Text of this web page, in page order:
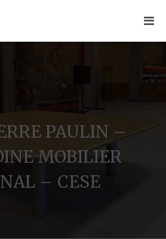
PAULIN –
MOBILIER
– CESE